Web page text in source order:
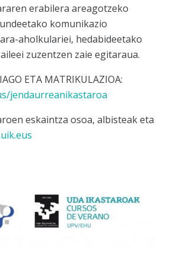
erabilera areagotzeko
komunikazio
aholkulariei, hedabideetako
zuzentzen zaie egitaraua.
ETA MATRIKULAZIOA:
jendaurreanikastaroa
eskaintza osoa, albisteak eta